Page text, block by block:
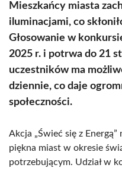
Mieszkańcy miasta
iluminacjami, co
Głosowanie w
2025 r. i potrwa do 21
uczestników ma
dziennie, co daje
społeczności.
Akcja „Świeć się z
piękna miast w okresie
potrzebującym. Udział w